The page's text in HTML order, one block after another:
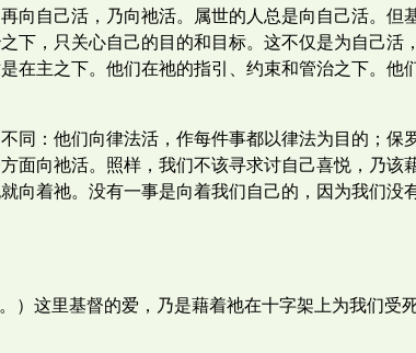
向自己活，乃向祂活。属世的人总是向自己活。但
下，只关心自己的目的和目标。这不仅是为自己活
在主之下。他们在祂的指引、约束和管治之下。他
同：他们向律法活，作每件事都以律法为目的；保
面向祂活。照样，我们不该寻求讨自己喜悦，乃该
向着祂。没有一事是向着我们自己的，因为我们没
）这里基督的爱，乃是藉着祂在十字架上为我们受